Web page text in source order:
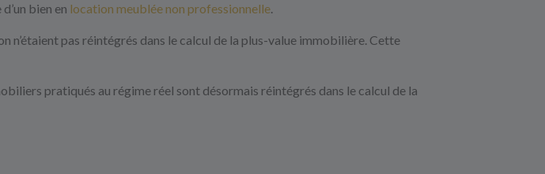
bien en location meublée non professionnelle.
n’étaient pas réintégrés dans le calcul de la plus-value immobilière. Cette
pratiqués au régime réel sont désormais réintégrés dans le calcul de la